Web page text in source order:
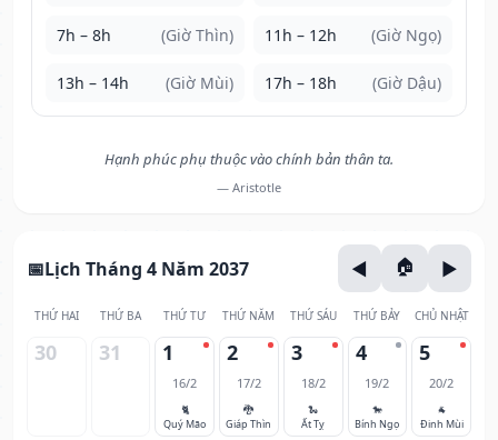
7h – 8h (Giờ Thìn) 11h – 12h (Giờ Ngọ)
13h – 14h (Giờ Mùi) 17h – 18h (Giờ Dậu)
Hạnh phúc phụ thuộc vào chính bản thân ta.
— Aristotle
Lịch Tháng 4 Năm 2037
THỨ HAI THỨ BA THỨ TƯ THỨ NĂM THỨ SÁU THỨ BẢY CHỦ NHẬT
30 31 1
16/2
🐈
Quý Mão
2
17/2
🐉
Giáp Thìn
3
18/2
🐍
Ất Tỵ
4
19/2
🐎
Bính Ngọ
5
20/2
🐐
Đinh Mùi